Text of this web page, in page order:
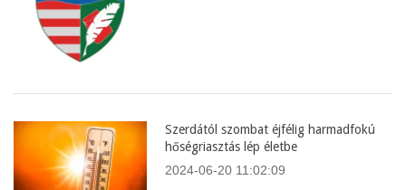
Szerdától szombat éjfélig harmadfokú
hőségriasztás lép életbe
2024-06-20 11:02:09